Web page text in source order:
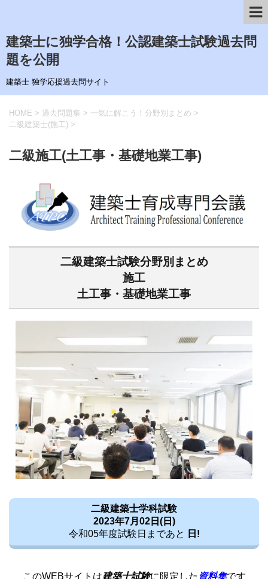
建築士に独学合格！公認建築士試験過去問
題を公開
建築士 独学応援過去問サイト
HOME > 過去問題集 > 一気に解こう！分野別まとめ >
二級建築士(施工) >
二級施工(土工事・基礎地業工事)
二級建築士試験分野別まとめ
施工
土工事・基礎地業工事
二級建築士学科試験
2023年7月02日(日)
令和05年度試験日まであと
日!
このWEBサイトは建築士試験に限定した 資料集です